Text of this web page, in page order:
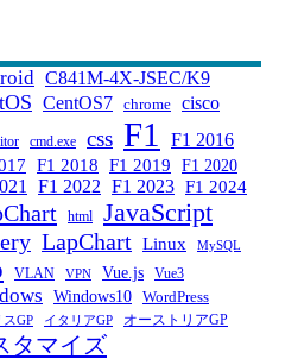
C841M-4X-JSEC/K9
CentOS7 chrome cisco
cmd.exe css F1
F1 2016
F1 2018 F1 2019 F1 2020
F1 2022 F1 2023 F1 2024
html JavaScript
LapChart Linux MySQL
VLAN VPN Vue.js Vue3
Windows10 WordPress
スGP イタリアGP オーストリアGP
タマイズ